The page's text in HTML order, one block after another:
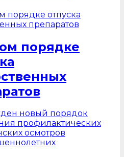
порядке